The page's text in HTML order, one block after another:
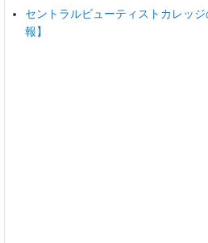
セントラルビューティストカレッ
報】